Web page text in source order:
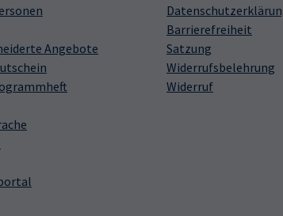
Angebote
Barrierefreiheit
Satzung
Widerrufsbelehrung
Widerruf